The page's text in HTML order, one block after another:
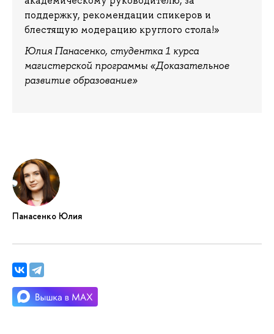
поддержку, рекомендации спикеров и
блестящую модерацию круглого стола!»
Юлия Панасенко, студентка 1 курса
магистерской программы «Доказательное
развитие образование»
Панасенко Юлия